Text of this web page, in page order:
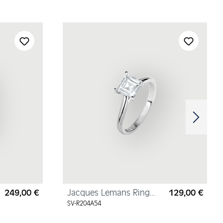
Regulärer Preis:
249,00 €
Jacques Lemans Ring
Sterlingsilber mit
SV-R204A54
129,00 €